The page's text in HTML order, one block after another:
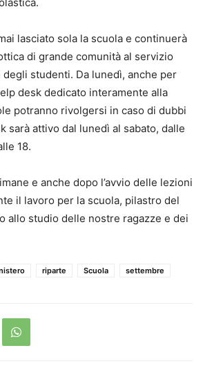
lasciato sola la scuola e continuerà
di grande comunità al servizio
studenti. Da lunedì, anche per
desk dedicato interamente alla
potranno rivolgersi in caso di dubbi
sarà attivo dal lunedì al sabato, dalle
18.
e anche dopo l’avvio delle lezioni
il lavoro per la scuola, pilastro del
allo studio delle nostre ragazze e dei
riparte Scuola settembre